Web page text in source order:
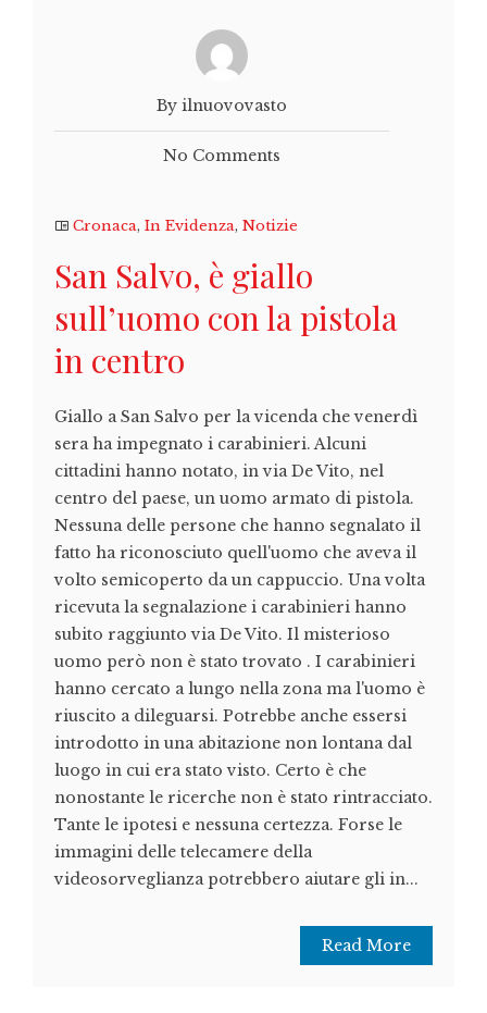
By ilnuovovasto
No Comments
Cronaca, In Evidenza, Notizie
San Salvo, è giallo
sull’uomo con la pistola
in centro
Giallo a San Salvo per la vicenda che venerdì
sera ha impegnato i carabinieri. Alcuni
cittadini hanno notato, in via De Vito, nel
centro del paese, un uomo armato di pistola.
Nessuna delle persone che hanno segnalato il
fatto ha riconosciuto quell'uomo che aveva il
volto semicoperto da un cappuccio. Una volta
ricevuta la segnalazione i carabinieri hanno
subito raggiunto via De Vito. Il misterioso
uomo però non è stato trovato . I carabinieri
hanno cercato a lungo nella zona ma l'uomo è
riuscito a dileguarsi. Potrebbe anche essersi
introdotto in una abitazione non lontana dal
luogo in cui era stato visto. Certo è che
nonostante le ricerche non è stato rintracciato.
Tante le ipotesi e nessuna certezza. Forse le
immagini delle telecamere della
videosorveglianza potrebbero aiutare gli in...
Read More